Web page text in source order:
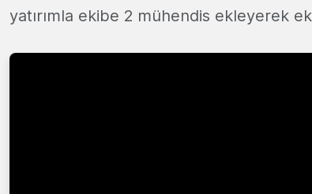
yatırımla ekibe 2 mühendis ekleyerek